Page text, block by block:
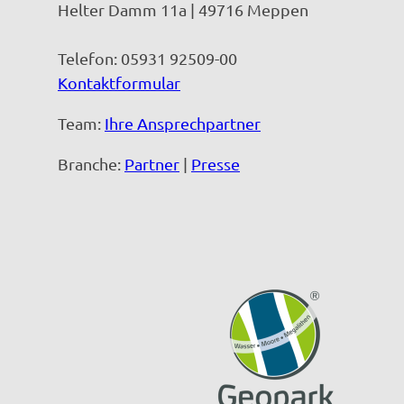
Helter Damm 11a | 49716 Meppen
Telefon: 05931 92509-00
Kontaktformular
Team: Ihre Ansprechpartner
Branche: Partner | Presse